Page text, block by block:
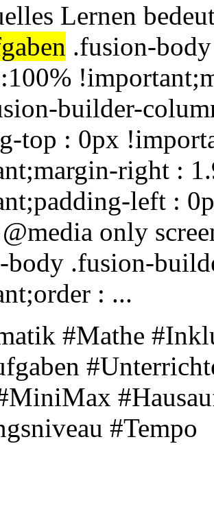
Lernen
.fusion-
builder-
top : 0px
right :
left :
only
.fusion-
: ...
#Mathe
#Tempo